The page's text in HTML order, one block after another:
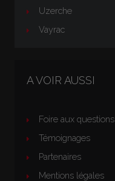
Uzerche
Vayrac
A VOIR AUSSI
Foire aux questions
Témoignages
Partenaires
Mentions légales